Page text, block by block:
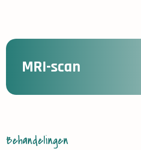
MRI-scan
Behandelingen